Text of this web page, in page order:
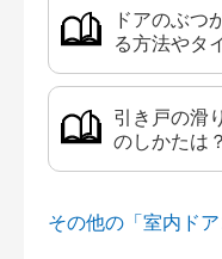
ドアのぶ
る方法やタ
引き戸の滑
のしかたは？
その他の「室内ド